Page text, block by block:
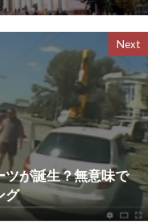
Next
ツが誕生？無意味で
グ